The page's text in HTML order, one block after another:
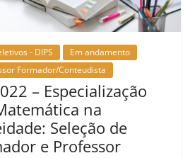
- DIPS
Em andamento
Formador/Conteudista
– Especialização
na
Seleção de
e Professor